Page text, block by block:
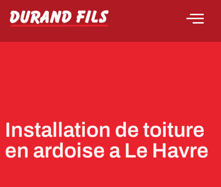
Installation de toiture
en ardoise a Le Havre